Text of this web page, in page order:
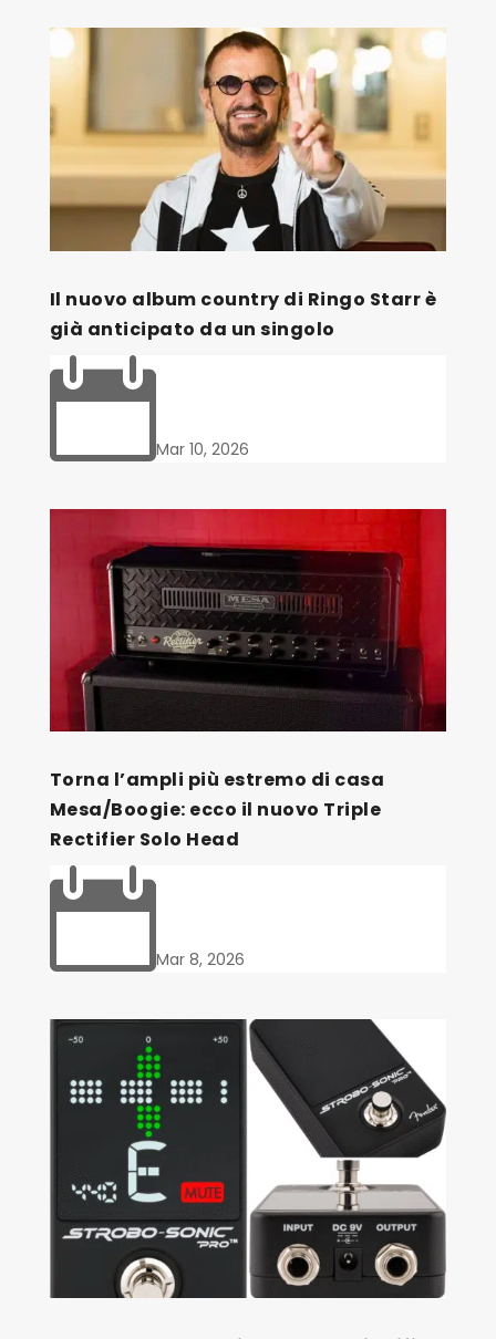
Il nuovo album country di Ringo Starr è
già anticipato da un singolo
Mar 10, 2026
Torna l’ampli più estremo di casa
Mesa/Boogie: ecco il nuovo Triple
Rectifier Solo Head
Mar 8, 2026